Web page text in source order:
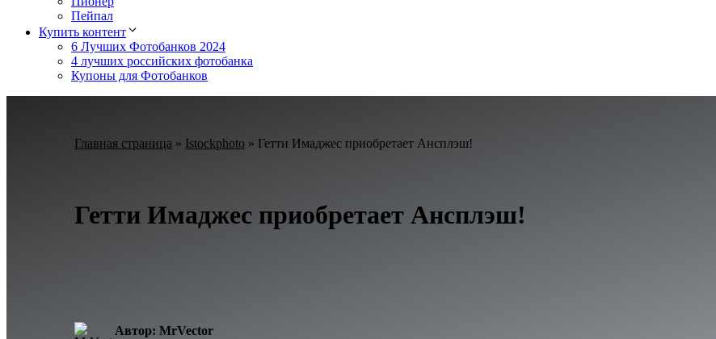
Пейпал
Купить контент
6 Лучших Фотобанков 2024
4 лучших российских фотобанка
Купоны для Фотобанков
Главная страница » Istockphoto » Гетти Имаджес приобретает Ансплэш!
Гетти Имаджес приобретает Ансплэш!
Автор: MrVector